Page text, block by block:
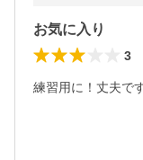
お気に入り
3
練習用に！丈夫です